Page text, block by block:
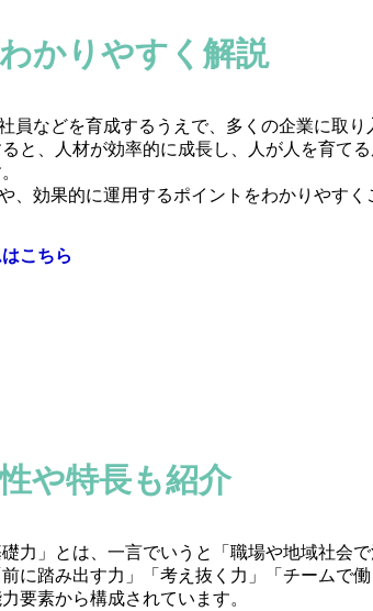
かりやすく解説
員などを育成するうえで、多くの企業に取
と、人材が効率的に成長し、人が人を育て
、効果的に運用するポイントをわかりやすく
こちら
や特長も紹介
礎力」とは、一言でいうと「職場や地域社会
に踏み出す力」「考え抜く力」「チームで
要素から構成されています。